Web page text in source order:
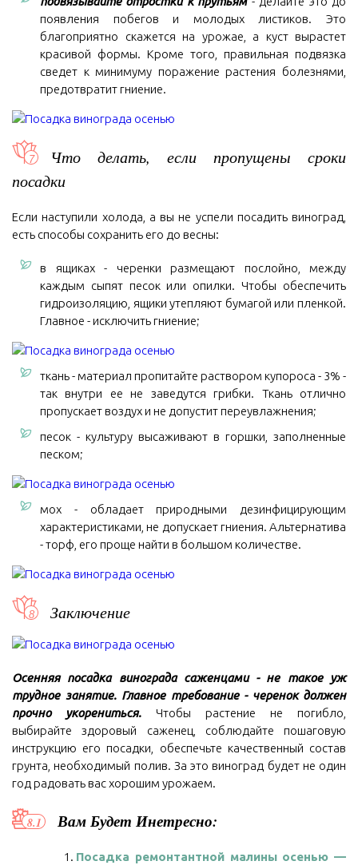
появления побегов и молодых листиков. Это
благоприятно скажется на урожае, а куст вырастет
красивой формы. Кроме того, правильная подвязка
сведет к минимуму поражение растения болезнями,
предотвратит гниение.
Что делать, если пропущены сроки
посадки
Если наступили холода, а вы не успели посадить виноград,
есть способы сохранить его до весны:
в ящиках - черенки размещают послойно, между
каждым сыпят песок или опилки. Чтобы обеспечить
гидроизоляцию, ящики утепляют бумагой или пленкой.
Главное - исключить гниение;
ткань - материал пропитайте раствором купороса - 3% -
так внутри ее не заведутся грибки. Ткань отлично
пропускает воздух и не допустит переувлажнения;
песок - культуру высаживают в горшки, заполненные
песком;
мох - обладает природными дезинфицирующим
характеристиками, не допускает гниения. Альтернатива
- торф, его проще найти в большом количестве.
Заключение
Осенняя посадка винограда саженцами - не такое уж
трудное занятие. Главное требование - черенок должен
прочно укорениться. Чтобы растение не погибло,
выбирайте здоровый саженец, соблюдайте пошаговую
инструкцию его посадки, обеспечьте качественный состав
грунта, необходимый полив. За это виноград будет не один
год радовать вас хорошим урожаем.
Вам Будет Инетресно:
Посадка ремонтантной малины осенью —